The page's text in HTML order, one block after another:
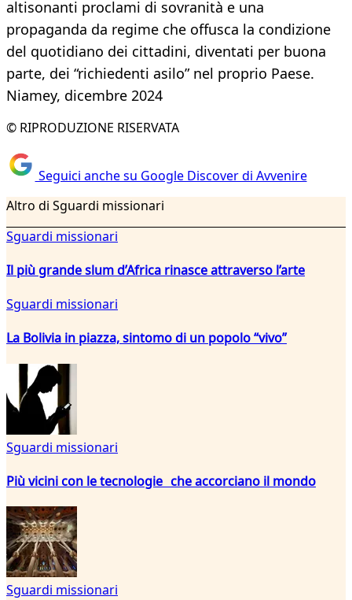
altisonanti proclami di sovranità e una
propaganda da regime che offusca la condizione
del quotidiano dei cittadini, diventati per buona
parte, dei “richiedenti asilo” nel proprio Paese.
Niamey, dicembre 2024
© RIPRODUZIONE RISERVATA
Seguici anche su Google Discover di Avvenire
Altro di Sguardi missionari
Sguardi missionari
Il più grande slum d’Africa rinasce attraverso l’arte
Sguardi missionari
La Bolivia in piazza, sintomo di un popolo “vivo”
Sguardi missionari
Più vicini con le tecnologie che accorciano il mondo
Sguardi missionari